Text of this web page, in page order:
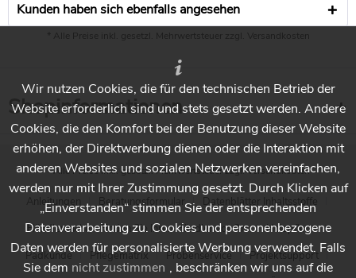
Kunden haben sich ebenfalls angesehen
* Alle Preise inkl. gesetzl. Mehrwertsteuer zzgl. Versandkosten
Shopinformationen
* Alle Preise inkl. gesetzl. Mehrwertsteuer zzgl.Versandkosten
Anleitungen Beratungsformular
Datenblätter Inhaltsstoffe
Händlersuche - Finden Sie Ihren Händler vor Ort
Holzpflege
Padkunde
Pflegematrix Probenservice
Projektsupport
Wir nutzen Cookies, die für den technischen Betrieb der
Website erforderlich sind und stets gesetzt werden. Andere
Cookies, die den Komfort bei der Benutzung dieser Website
erhöhen, der Direktwerbung dienen oder die Interaktion mit
anderen Websites und sozialen Netzwerken vereinfachen,
werden nur mit Ihrer Zustimmung gesetzt. Durch Klicken auf
„Einverstanden“ stimmen Sie der entsprechenden
Datenverarbeitung zu. Cookies und personenbezogene
Daten werden für personalisierte Werbung verwendet. Falls
Sie dem nicht zustimmen , beschränken wir uns auf die